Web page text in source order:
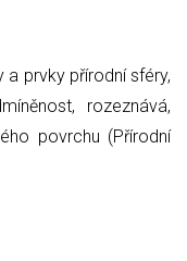
prvky přírodní sféry,
rozeznává,
povrchu (Přírodní